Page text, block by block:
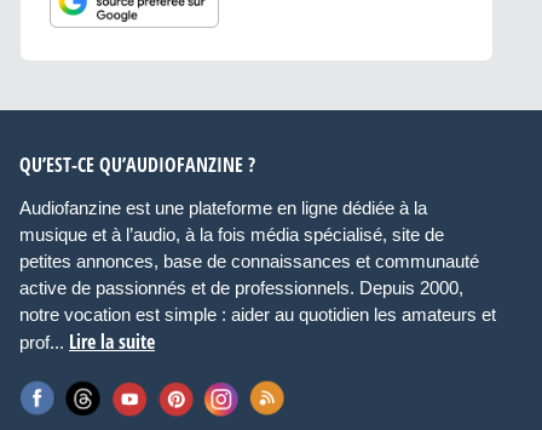
QU’EST-CE QU’AUDIOFANZINE ?
Audiofanzine est une plateforme en ligne dédiée à la
musique et à l’audio, à la fois média spécialisé, site de
petites annonces, base de connaissances et communauté
active de passionnés et de professionnels. Depuis 2000,
notre vocation est simple : aider au quotidien les amateurs et
prof... Lire la suite